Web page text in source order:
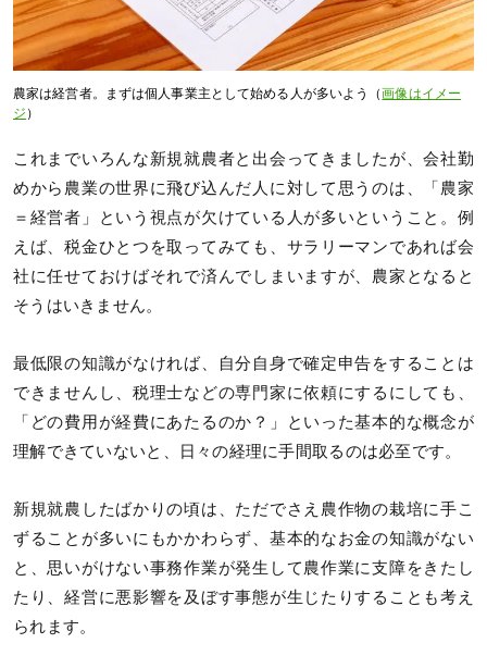
農家は経営者。まずは個人事業主として始める人が多いよう（画像はイメー
ジ ）
これまでいろんな新規就農者と出会ってきましたが、会社勤
めから農業の世界に飛び込んだ人に対して思うのは、「農家
＝経営者」という視点が欠けている人が多いということ。例
えば、税金ひとつを取ってみても、サラリーマンであれば会
社に任せておけばそれで済んでしまいますが、農家となると
そうはいきません。
最低限の知識がなければ、自分自身で確定申告をすることは
できませんし、税理士などの専門家に依頼にするにしても、
「どの費用が経費にあたるのか？」といった基本的な概念が
理解できていないと、日々の経理に手間取るのは必至です。
新規就農したばかりの頃は、ただでさえ農作物の栽培に手こ
ずることが多いにもかかわらず、基本的なお金の知識がない
と、思いがけない事務作業が発生して農作業に支障をきたし
たり、経営に悪影響を及ぼす事態が生じたりすることも考え
られます。